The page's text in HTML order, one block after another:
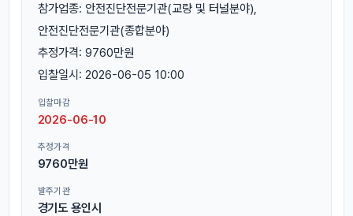
참가업종: 안전진단전문기관(교량 및 터널분야),
안전진단전문기관(종합분야)
추정가격: 9760만원
입찰일시: 2026-06-05 10:00
입찰마감
2026-06-10
추정가격
9760만원
발주기관
경기도 용인시